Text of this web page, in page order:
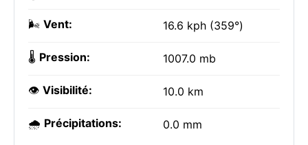
🌬️ Vent: 16.6 kph (359°)
🌡️ Pression: 1007.0 mb
👁️ Visibilité: 10.0 km
🌧️ Précipitations: 0.0 mm